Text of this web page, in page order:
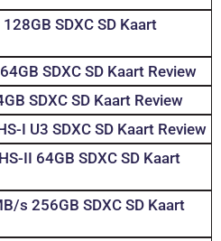
SDXC SD Kaart
SDXC SD Kaart Review
SDXC SD Kaart Review
I U3 SDXC SD Kaart Review
II 64GB SDXC SD Kaart
s 256GB SDXC SD Kaart